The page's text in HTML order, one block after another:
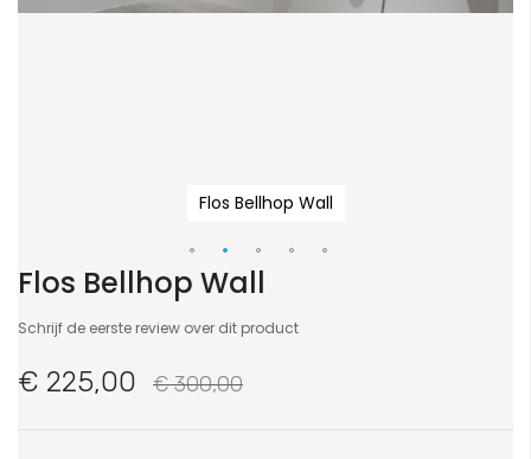
Flos Bellhop Wall
Ga
het
begin
van
Flos Bellhop Wall
Schrijf de eerste review over dit product
€ 225,00 € 300,00